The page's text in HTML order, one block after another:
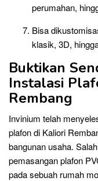
perumahan,
Bisa
klasik, 3D,
Buktikan
Instalasi
Rembang
Invinium telah
plafon di Kaliori
bangunan usaha.
pemasangan plafon
pada sebuah rumah